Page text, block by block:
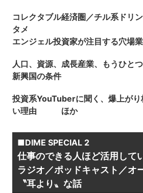
コレクタブル経済圏／チル系ドリ
タメ
エンジェル投資家が注目する穴場
人口、資源、成長産業、もうひと
新興国の条件
投資系YouTuberに聞く、爆上が
い理由 ほか
■DIME SPECIAL 2
仕事のできる人ほど活用して
ラジオ／ポッドキャスト／オ
〝耳より〟な話